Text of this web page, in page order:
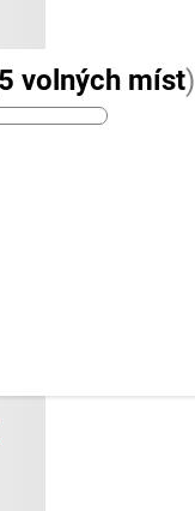
5 volných míst)